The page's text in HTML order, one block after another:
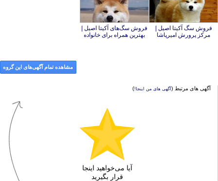
فروش سگ آکیتا اصیل |
مرکز پرورش امیرپاشا
فروش سگ‌های آکیتا اصیل |
بهترین همراه برای خانواده
مشاهده تمام آگهی‌های این گروه
آگهی های مرتبط (آگهی های من اینجا!)
آیا می‌خواهید اینجا
قرار بگیرید